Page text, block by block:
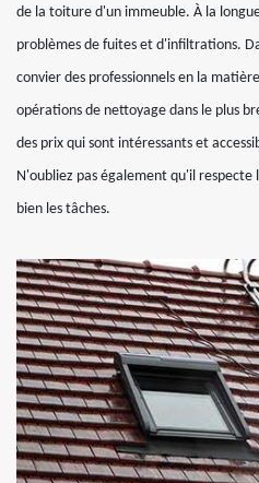
de la toiture d'un immeuble. À la
problèmes de fuites et d'infiltrations.
convier des professionnels en la
opérations de nettoyage dans le plus
des prix qui sont intéressants et
N'oubliez pas également qu'il respecte
bien les tâches.